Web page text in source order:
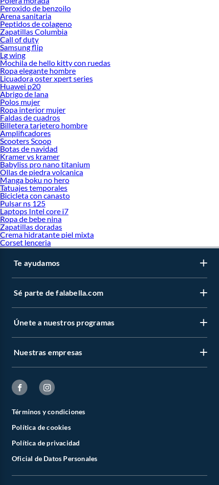
Peroxido de benzoilo
Arena sanitaria
Peptidos de colageno
Zapatillas Columbia
Call of duty
Samsung flip
Lg wing
Mochila de hello kitty con ruedas
Ropa elegante hombre
Licuadora oster xpert series
Huawei p20
Abrigo de lana
Polos mujer
Ropa interior mujer
Faldas de cuadros
Billetera tarjetero hombre
Amplificadores
Scooters Scoop
Botas de navidad
Kramer vs kramer
Babyliss pro nano titanium
Ollas de piedra volcanica
Manga boku no hero
Tatuajes temporales
Bicicleta con canasto
Pulsar ns 125
Laptops Intel core i7
Ropa de bebe nina
Zapatillas doradas
Crema hidratante piel mixta
Corset lenceria
Te ayudamos
Sé parte de falabella.com
Únete a nuestros programas
Nuestras empresas
Términos y condiciones
Política de cookies
Política de privacidad
Oficial de Datos Personales